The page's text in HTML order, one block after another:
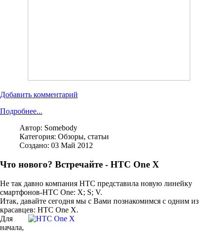
Добавить комментарий
Подробнее...
Автор: Somebody
Категория: Обзоры, статьи
Создано: 03 Май 2012
Что нового? Встречайте - HTC One X
Не так давно компания HTC представила новую линейку
смартфонов-HTC One: X; S; V.
Итак, давайте сегодня мы с Вами познакомимся с одним из
красавцев: HTC One X.
Для
начала,